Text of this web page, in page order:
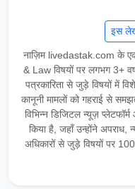
इस
नाज़िम livedastak.com के
& Law विषयों पर लगभग 3+
पत्रकारिता से जुड़े विषयों में
कानूनी मामलों को गहराई से
विभिन्न डिजिटल न्यूज़
किया है, जहाँ उन्होंने अपराध,
अधिकारों से जुड़े विषयों पर